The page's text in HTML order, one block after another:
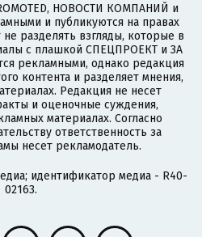
НОВОСТИ КОМПАНИЙ и
и публикуются на правах
разделять взгляды, которые в
с плашкой СПЕЦПРОЕКТ и ЗА
рекламными, однако редакция
контента и разделяет мнения,
Редакция не несет
и оценочные суждения,
материалах. Согласно
ответственность за
несет рекламодатель.
идентификатор медиа - R40-
02163.